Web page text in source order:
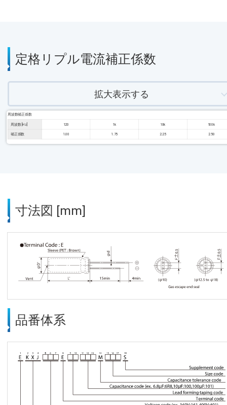
定格リプル電流補正係数
拡大表示する
周波数補正係数
周波数 [Hz] 120 1k 10k 100k
補正係数 1.00 1.75 2.25 2.50
寸法図 [mm]
品番体系